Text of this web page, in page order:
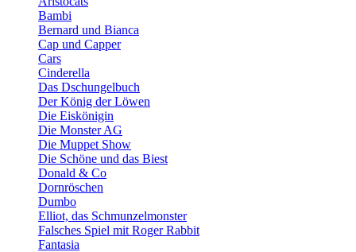
Bambi
Bernard und Bianca
Cap und Capper
Cars
Cinderella
Das Dschungelbuch
Der König der Löwen
Die Eiskönigin
Die Monster AG
Die Muppet Show
Die Schöne und das Biest
Donald & Co
Dornröschen
Dumbo
Elliot, das Schmunzelmonster
Falsches Spiel mit Roger Rabbit
Fantasia